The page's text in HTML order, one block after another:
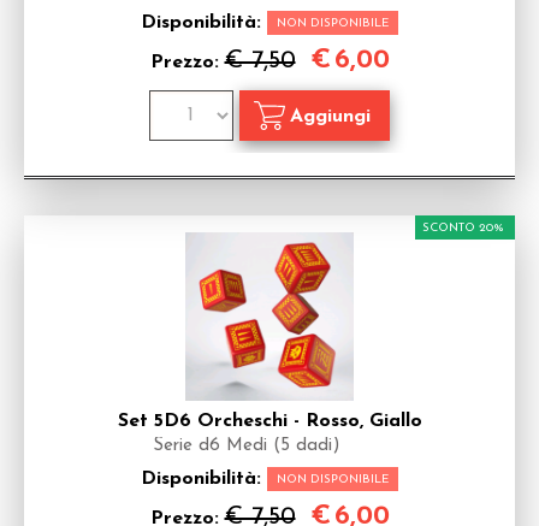
Disponibilità: NON DISPONIBILE
Prezzo:€ 7,50 € 6,00
Set 5D6 Orcheschi - Rosso, Giallo
Serie d6 Medi (5 dadi)
Disponibilità: NON DISPONIBILE
Prezzo:€ 7,50
SCONTO 20%
€ 6,00